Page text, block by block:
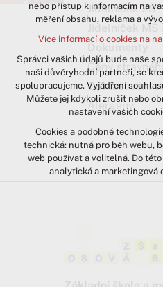
Jídelníček ZŠ
Jídelníček MŠ
Ceny
Odhlašování
Alergeny
případná přihlášení, volby
analytická pro
vyhodnocení návštěvnosti
marketingová cookies
Více informací o cookies na
Přijmout všechny
Odmítnout vše
nebo přístup k informacím na
měření obsahu, reklama a
Více informací o cookies na
Správci vašich údajů bude naše
naši důvěryhodní partneři, se
spolupracujeme. Vyjádření
Můžete jej kdykoli zrušit nebo
nastavení vašich
Cookies a podobné
technická: nutná pro běh webu,
web používat a volitelná. Do
analytická a marketingová